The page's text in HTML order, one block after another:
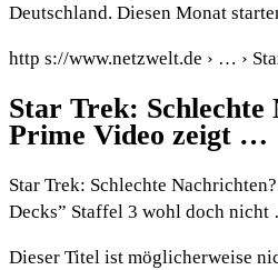
Deutschland. Diesen Monat
http s://www.netzwelt.de › … ›
Star Trek: Schlechte
Prime Video zeigt …
Star Trek: Schlechte
Decks” Staffel 3 wohl doch
Dieser Titel ist möglicherweise